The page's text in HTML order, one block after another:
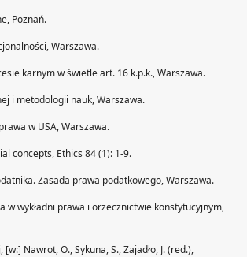
Poznań.
Warszawa.
karnym w świetle art. 16 k.p.k., Warszawa.
i metodologii nauk, Warszawa.
w USA, Warszawa.
concepts, Ethics 84 (1): 1-9.
Zasada prawa podatkowego, Warszawa.
w wykładni prawa i orzecznictwie konstytucyjnym,
Nawrot, O., Sykuna, S., Zajadło, J. (red.),